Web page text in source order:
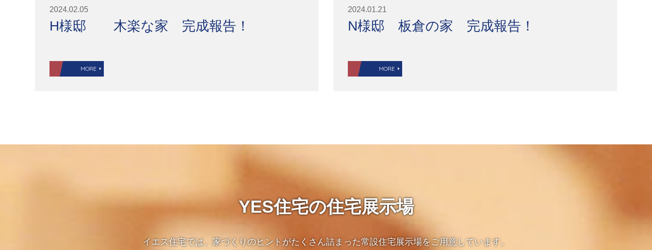
2024.02.05
H様邸 木楽な家 完成報告！
MORE
2024.01.21
N様邸 板倉の家 完成報告！
MORE
YES住宅の住宅展示場
イエス住宅では、家づくりのヒントがたくさん詰まった常設住宅展示場をご用意しています。